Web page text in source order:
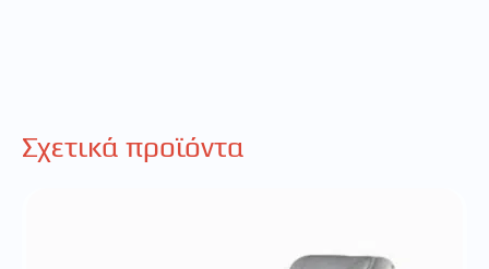
Σχετικά προϊόντα